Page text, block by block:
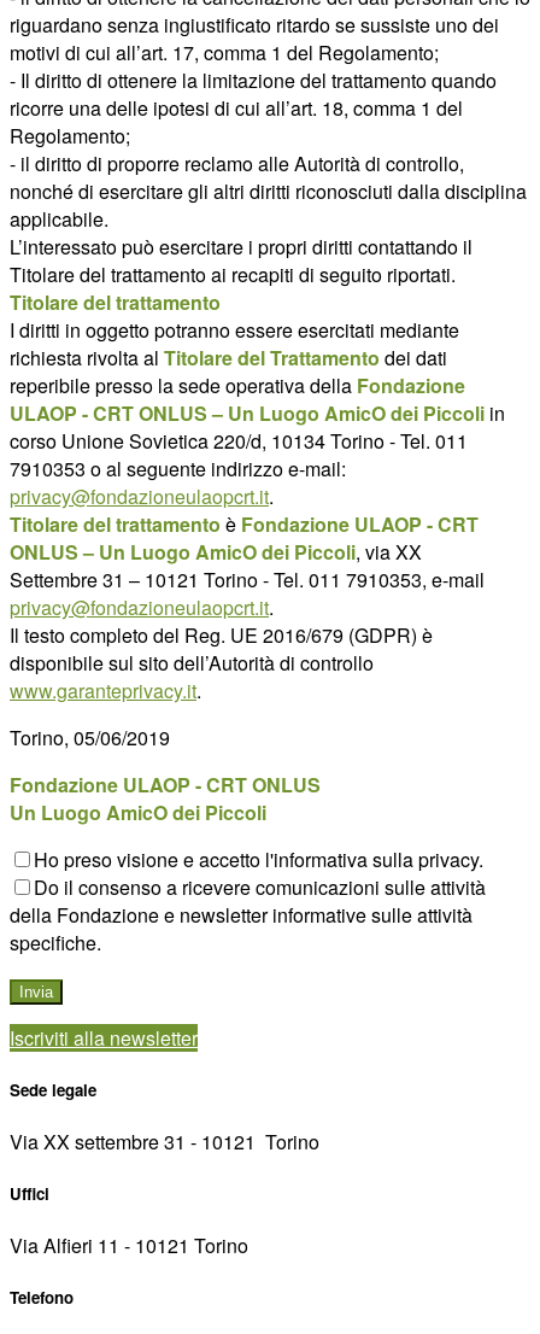
riguardano senza ingiustificato ritardo se sussiste uno dei
motivi di cui all’art. 17, comma 1 del Regolamento;
- Il diritto di ottenere la limitazione del trattamento quando
ricorre una delle ipotesi di cui all’art. 18, comma 1 del
Regolamento;
- il diritto di proporre reclamo alle Autorità di controllo,
nonché di esercitare gli altri diritti riconosciuti dalla disciplina
applicabile.
L’interessato può esercitare i propri diritti contattando il
Titolare del trattamento ai recapiti di seguito riportati.
Titolare del trattamento
I diritti in oggetto potranno essere esercitati mediante
richiesta rivolta al Titolare del Trattamento dei dati
reperibile presso la sede operativa della Fondazione
ULAOP - CRT ONLUS – Un Luogo AmicO dei Piccoli in
corso Unione Sovietica 220/d, 10134 Torino - Tel. 011
7910353 o al seguente indirizzo e-mail:
privacy@fondazioneulaopcrt.it.
Titolare del trattamento è Fondazione ULAOP - CRT
ONLUS – Un Luogo AmicO dei Piccoli, via XX
Settembre 31 – 10121 Torino - Tel. 011 7910353, e-mail
privacy@fondazioneulaopcrt.it.
Il testo completo del Reg. UE 2016/679 (GDPR) è
disponibile sul sito dell’Autorità di controllo
www.garanteprivacy.it.
Torino, 05/06/2019
Fondazione ULAOP - CRT ONLUS
Un Luogo AmicO dei Piccoli
Ho preso visione e accetto l'informativa sulla privacy.
Do il consenso a ricevere comunicazioni sulle attività
della Fondazione e newsletter informative sulle attività
specifiche.
Iscriviti alla newsletter
Sede legale
Via XX settembre 31 - 10121 ­ Torino
Uffici
Via Alfieri 11 - 10121 Torino
Telefono